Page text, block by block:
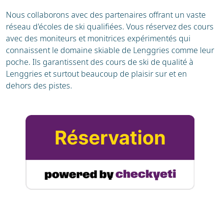
Nous collaborons avec des partenaires offrant un vaste
réseau d'écoles de ski qualifiées. Vous réservez des cours
avec des moniteurs et monitrices expérimentés qui
connaissent le domaine skiable de Lenggries comme leur
poche. Ils garantissent des cours de ski de qualité à
Lenggries et surtout beaucoup de plaisir sur et en
dehors des pistes.